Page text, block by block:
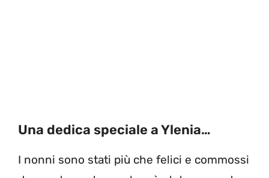
Una dedica speciale a Ylenia…
I nonni sono stati più che felici e commossi